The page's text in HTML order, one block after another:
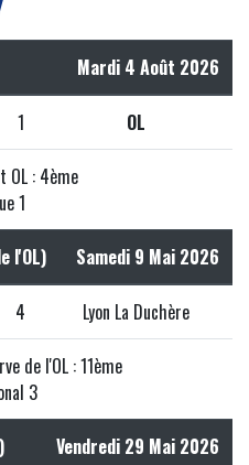
Mardi 4 Août 2026
1 OL
OL : 4ème
1
l'OL) Samedi 9 Mai 2026
4 Lyon La Duchère
de l'OL : 11ème
3
Vendredi 29 Mai 2026